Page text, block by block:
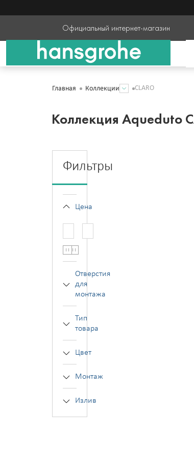
Официальный интернет-магазин
Главная Коллекции CLARO
Фильтры
Цена
Отверстия
для
монтажа
Тип
товара
Цвет
Монтаж
Излив
Коллекция Aqueduto